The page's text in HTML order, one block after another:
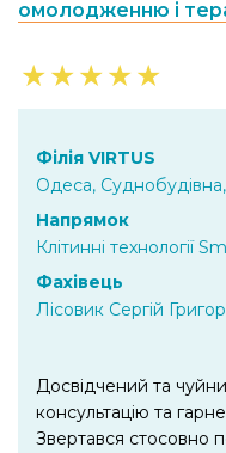
омолодженню і
★★★★★
Філія VIRTUS
Одеса,
Напрямок
Клітинні технології
Фахівець
Лісовик Сергій
Досвідчений та
консультацію та
Звертався стосовно